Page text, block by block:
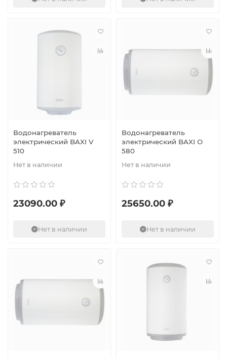
Водонагреватель
электрический BAXI V
510
Нет в наличии
23090.00 ₽
Нет в наличии
Водонагреватель
электрический BAXI O
580
Нет в наличии
25650.00 ₽
Нет в наличии